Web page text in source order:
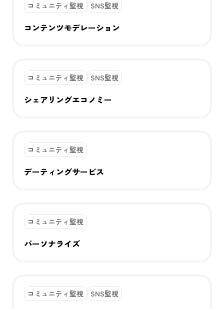
コミュニティ監視 SNS監視
コンテンツモデレーション
コミュニティ監視 SNS監視
シェアリングエコノミー
コミュニティ監視
デーティングサービス
コミュニティ監視
パーソナライズ
コミュニティ監視 SNS監視